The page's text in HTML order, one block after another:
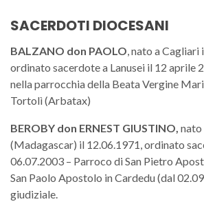
SACERDOTI DIOCESANI
BALZANO don PAOLO, nato a Cagliari
ordinato sacerdote a Lanusei il 12 aprile
nella parrocchia della Beata Vergine
Tortolì (Arbatax)
BEROBY don ERNEST GIUSTINO, nato
(Madagascar) il 12.06.1971, ordinato
06.07.2003 – Parroco di San Pietro
San Paolo Apostolo in Cardedu (dal
giudiziale.